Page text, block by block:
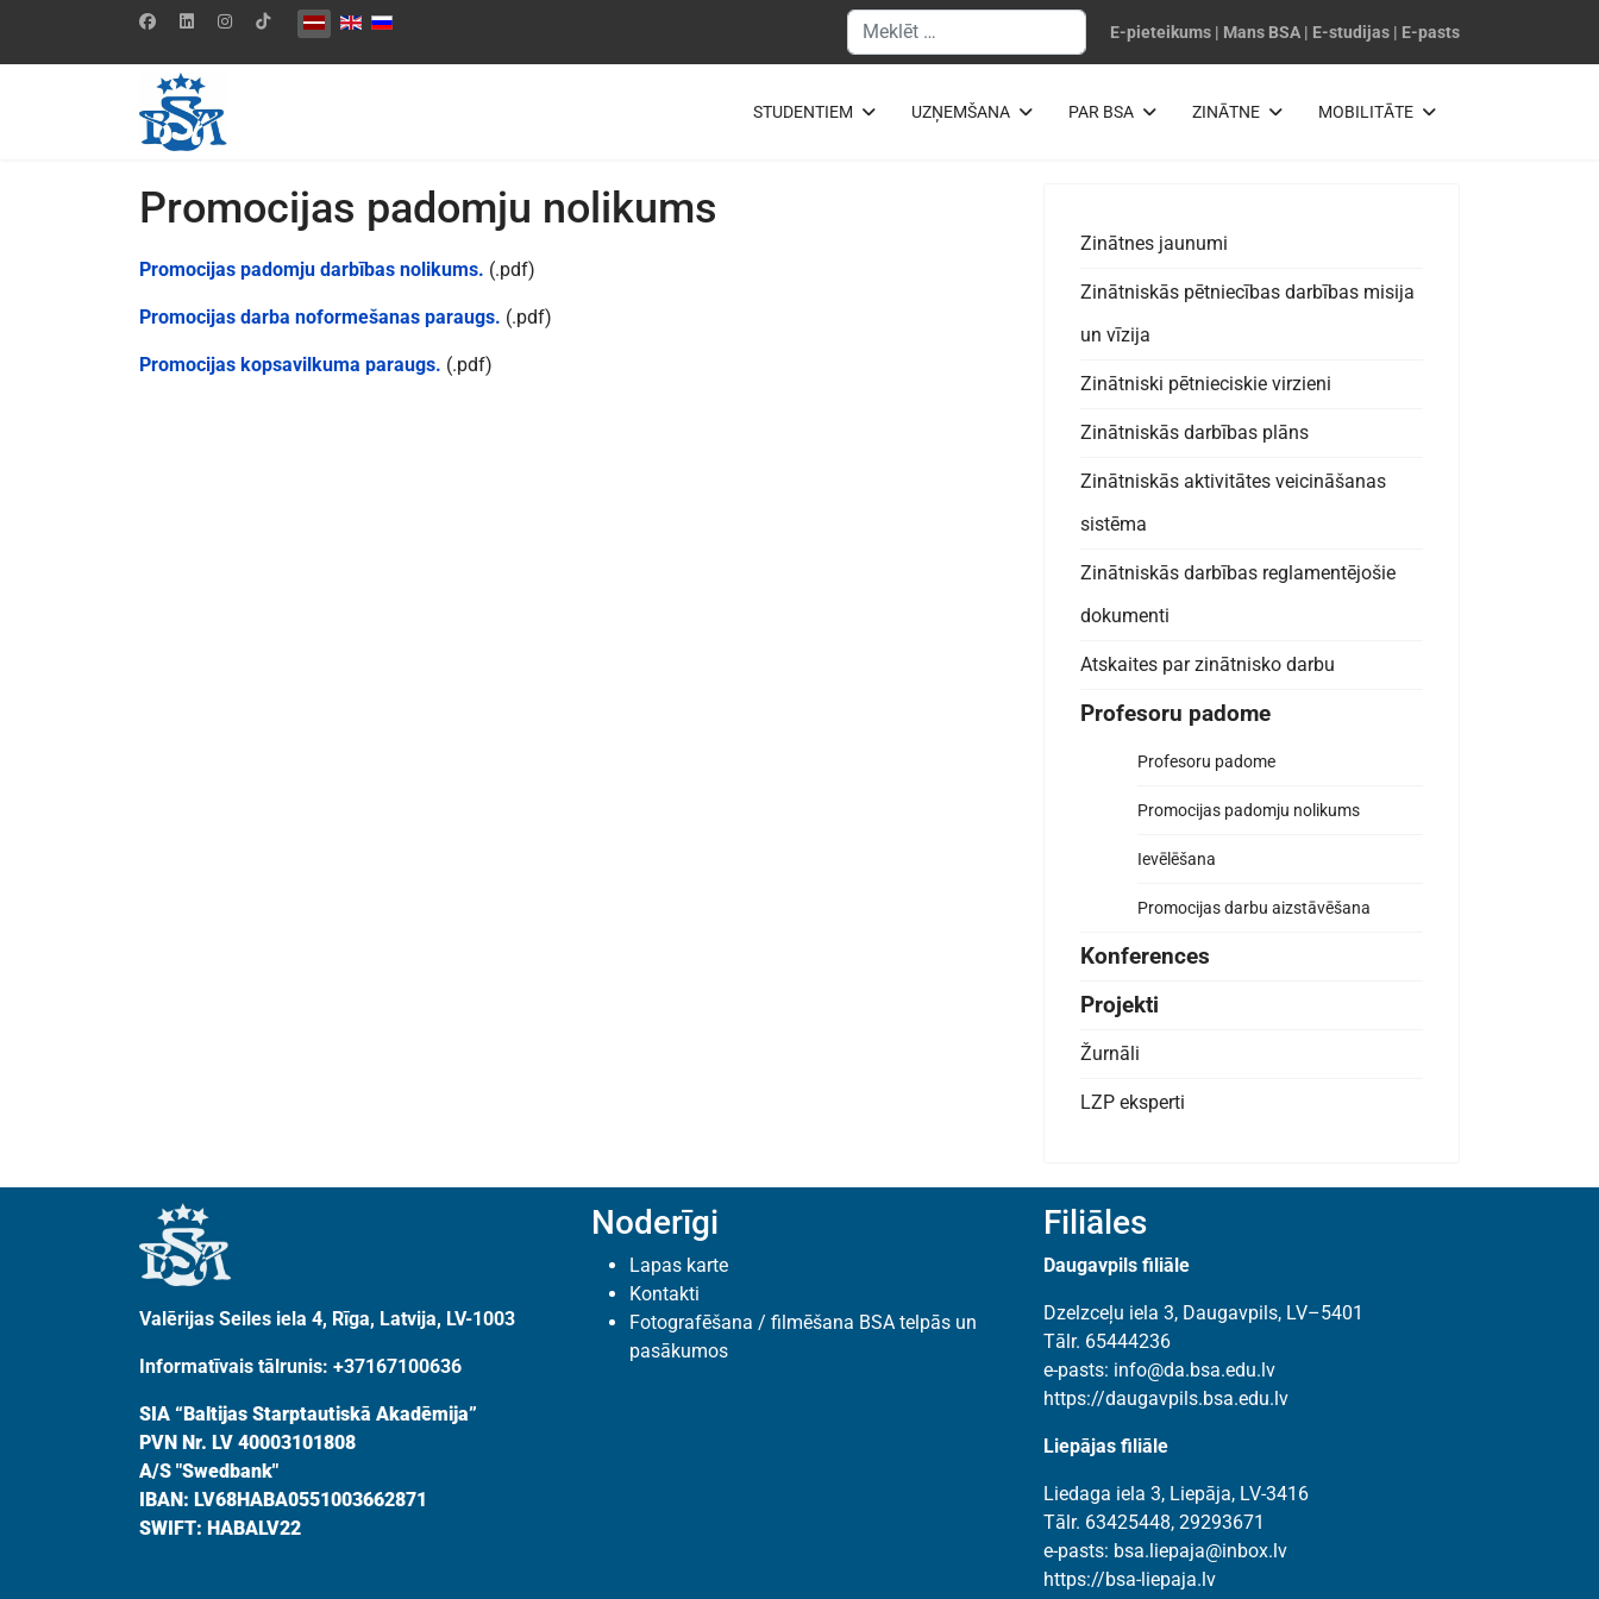
Izvēlieties valodu Meklēšanas forma
E-pieteikums | Mans BSA | E-studijas | E-pasts
STUDENTIEM UZŅEMŠANA PAR BSA ZINĀTNE MOBILITĀTE
Promocijas padomju nolikums
Promocijas padomju darbības nolikums. (.pdf)
Promocijas darba noformešanas paraugs. (.pdf)
Promocijas kopsavilkuma paraugs. (.pdf)
Zinātnes jaunumi
Zinātniskās pētniecības darbības misija
un vīzija
Zinātniski pētnieciskie virzieni
Zinātniskās darbības plāns
Zinātniskās aktivitātes veicināšanas
sistēma
Zinātniskās darbības reglamentējošie
dokumenti
Atskaites par zinātnisko darbu
Profesoru padome
Profesoru padome
Promocijas padomju nolikums
Ievēlēšana
Promocijas darbu aizstāvēšana
Konferences
Projekti
Žurnāli
LZP eksperti
Valērijas Seiles iela 4, Rīga, Latvija, LV-1003
Informatīvais tālrunis: +37167100636
SIA “Baltijas Starptautiskā Akadēmija”
PVN Nr. LV 40003101808
A/S "Swedbank"
IBAN: LV68HABA0551003662871
SWIFT: HABALV22
Noderīgi
Lapas karte
Kontakti
Fotografēšana / filmēšana BSA telpās un
pasākumos
Filiāles
Daugavpils filiāle
Dzelzceļu iela 3, Daugavpils, LV–5401
Tālr. 65444236
e-pasts: info@da.bsa.edu.lv
https://daugavpils.bsa.edu.lv
Liepājas filiāle
Liedaga iela 3, Liepāja, LV-3416
Tālr. 63425448, 29293671
e-pasts: bsa.liepaja@inbox.lv
https://bsa-liepaja.lv